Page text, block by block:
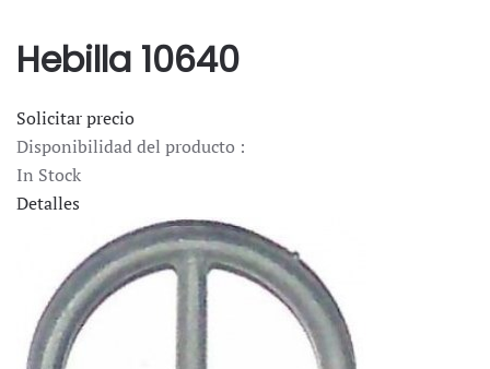
Hebilla 10640
Solicitar precio
Disponibilidad del producto :
In Stock
Detalles